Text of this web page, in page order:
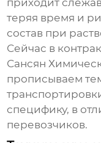
теряя время и
состав при
Сейчас в
Сансян
прописываем
специфику, в
перевозчиков.